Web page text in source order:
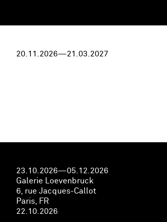
20.11.2026—21.03.2027
23.10.2026—05.12.2026
Galerie Loevenbruck
6, rue Jacques-Callot
Paris, FR
22.10.2026